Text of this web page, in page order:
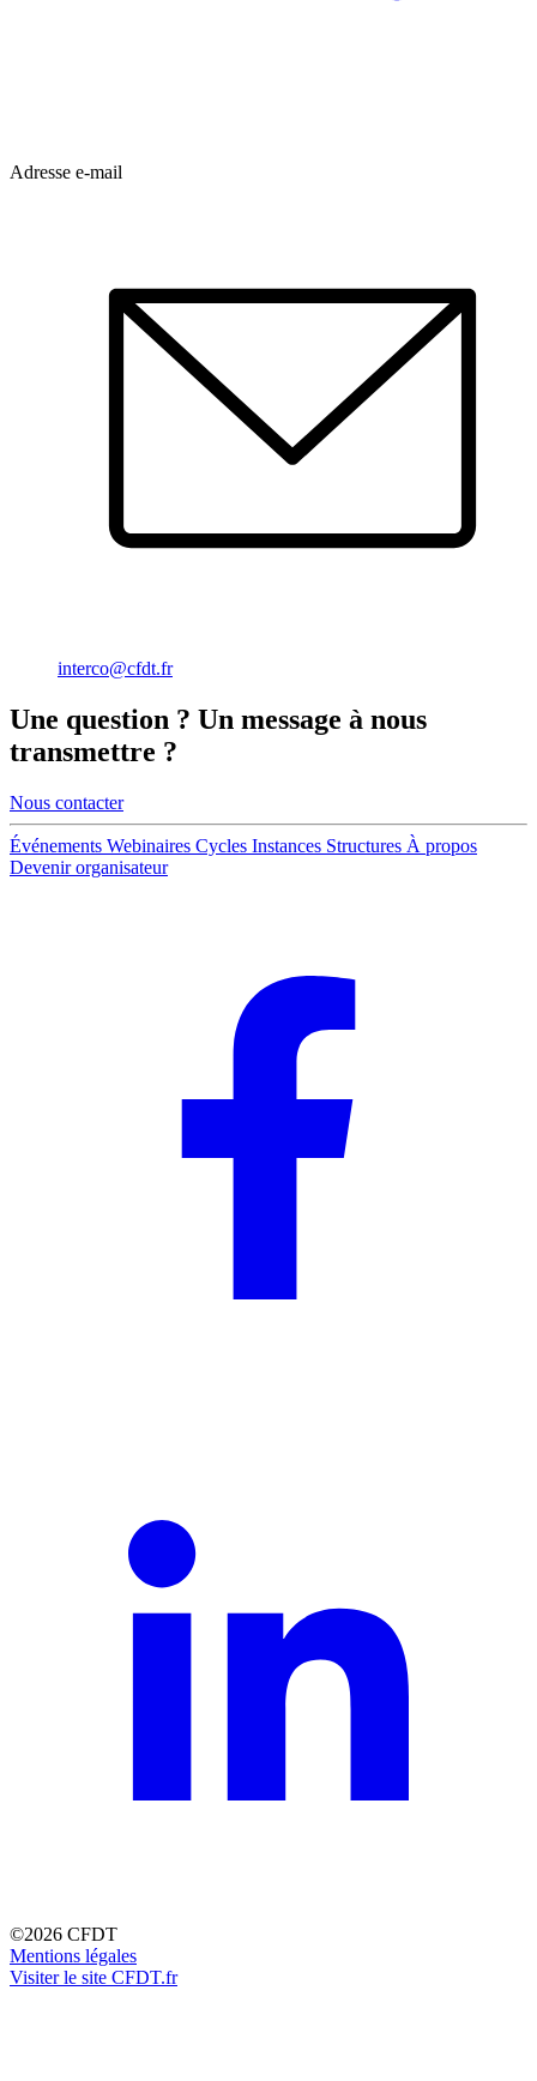
Adresse e-mail
interco@cfdt.fr
Une question ? Un message à nous
transmettre ?
Nous contacter
Événements Webinaires Cycles Instances Structures À propos
Devenir organisateur
©2026 CFDT
Mentions légales
Visiter le site CFDT.fr